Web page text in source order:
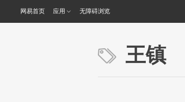
网易首页 应用 无障碍浏览
王镇